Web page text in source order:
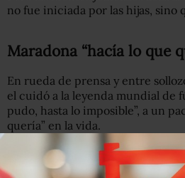
no fue iniciada por las hijas, sino
Maradona “hacía lo que
En rueda de prensa y entre
el cuidó a la leyenda mundial de
pudo, hasta lo imposible”, a un
quería” en la vida.
“¿Quieren saber de qué soy